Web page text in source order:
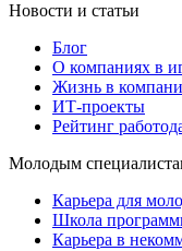
Новости и статьи
Блог
О компаниях в
Жизнь в
ИТ-проекты
Рейтинг
Молодым
Карьера для
Школа
Карьера в